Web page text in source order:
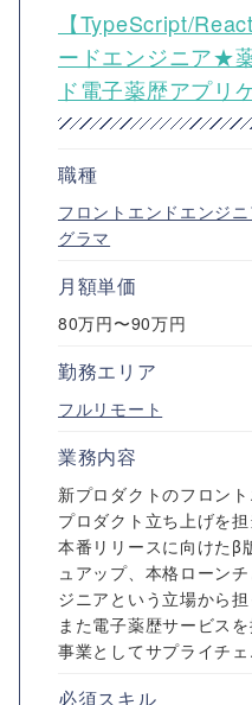
【TypeScript/
ードエンジニア★
ド電子薬歴アプ
職種
フロントエンドエンジニ
グラマ
月額単価
80万円〜90万円
勤務エリア
フルリモート
業務内容
新プロダクトのフロン
プロダクト立ち上げを担
本番リリースに向けたβ
ュアップ、本格ローン
ジニアという立場から担
また電子薬歴サービス
事業としてサプライチ
必須スキル